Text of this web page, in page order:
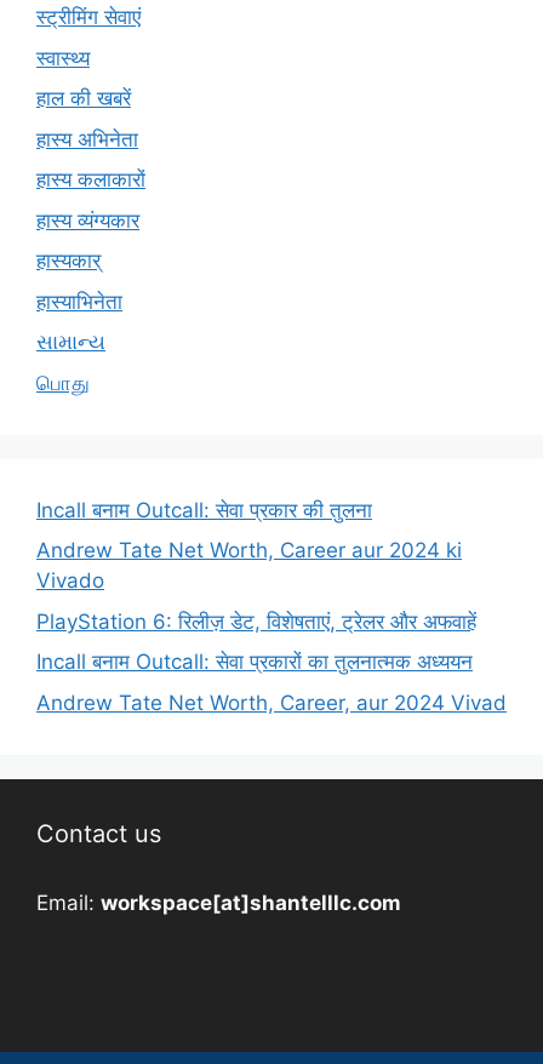
स्ट्रीमिंग सेवाएं
स्वास्थ्य
हाल की खबरें
हास्य अभिनेता
हास्य कलाकारों
हास्य व्यंग्यकार
हास्यकार्
हास्याभिनेता
સામાન્ય
பொது
Incall बनाम Outcall: सेवा प्रकार की तुलना
Andrew Tate Net Worth, Career aur 2024 ki
Vivado
PlayStation 6: रिलीज़ डेट, विशेषताएं, ट्रेलर और अफवाहें
Incall बनाम Outcall: सेवा प्रकारों का तुलनात्मक अध्ययन
Andrew Tate Net Worth, Career, aur 2024 Vivad
Contact us
Email: workspace[at]shantelllc.com